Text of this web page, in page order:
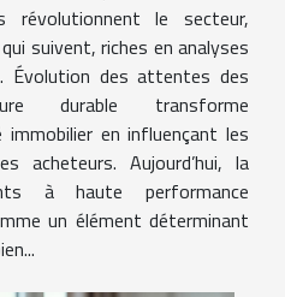
révolutionnent le secteur,
suivent, riches en analyses
Évolution des attentes des
durable transforme
en influençant les
acheteurs. Aujourd’hui, la
à haute performance
un élément déterminant